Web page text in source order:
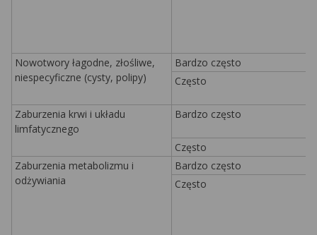
Nowotwory łagodne, złośliwe,
niespecyficzne (cysty, polipy)
Bardzo często
Często
Zaburzenia krwi i układu
limfatycznego
Bardzo często
Często
Zaburzenia metabolizmu i
odżywiania
Bardzo często
Często